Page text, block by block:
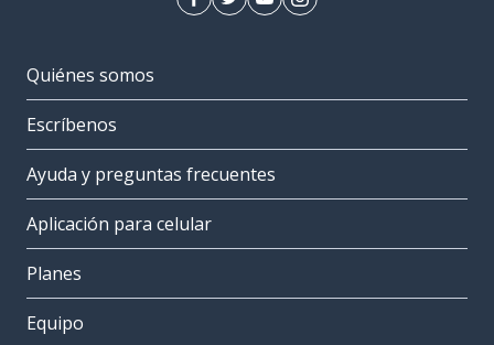
Quiénes somos
Escríbenos
Ayuda y preguntas frecuentes
Aplicación para celular
Planes
Equipo